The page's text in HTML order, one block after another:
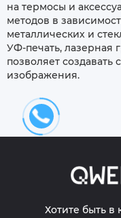
на термосы и
методов в
металлических и
УФ-печать, лазерная
позволяет создавать
изображения.
Хотите быть в